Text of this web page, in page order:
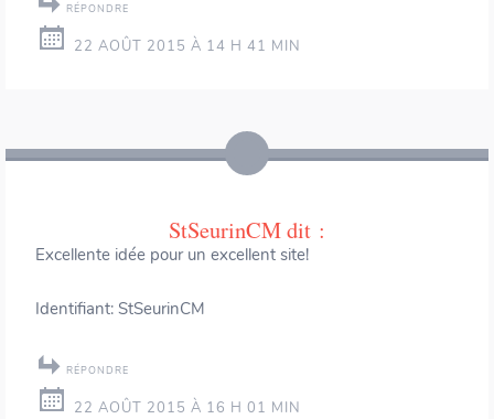
RÉPONDRE
22 AOÛT 2015 À 14 H 41 MIN
StSeurinCMdit :
Excellente idée pour un excellent site!
Identifiant: StSeurinCM
RÉPONDRE
22 AOÛT 2015 À 16 H 01 MIN